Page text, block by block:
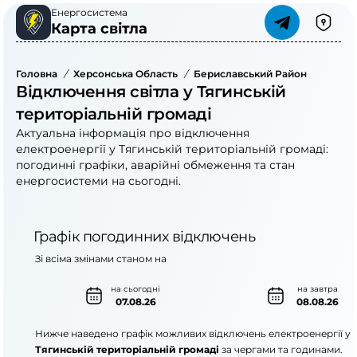
Енергосистема
Карта світла
Головна / Херсонська Область / Бериславський Район
Відключення світла у Тягинській
територіальній громаді
Актуальна інформація про відключення
електроенергії у Тягинській територіальній громаді:
погодинні графіки, аварійні обмеження та стан
енергосистеми на сьогодні.
Графік погодинних відключень
на сьогодні
07.08.26
на завтра
08.08.26
Зі всіма змінами станом на
Нижче наведено графік можливих відключень електроенергії у
Тягинській територіальній громаді за чергами та годинами.